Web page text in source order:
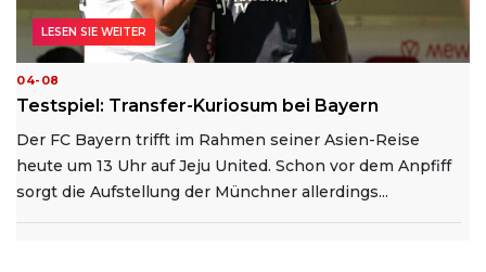
04-08
Testspiel: Transfer-Kuriosum bei Bayern
Der FC Bayern trifft im Rahmen seiner Asien-Reise
heute um 13 Uhr auf Jeju United. Schon vor dem Anpfiff
sorgt die Aufstellung der Münchner allerdings...
LESEN SIE WEITER